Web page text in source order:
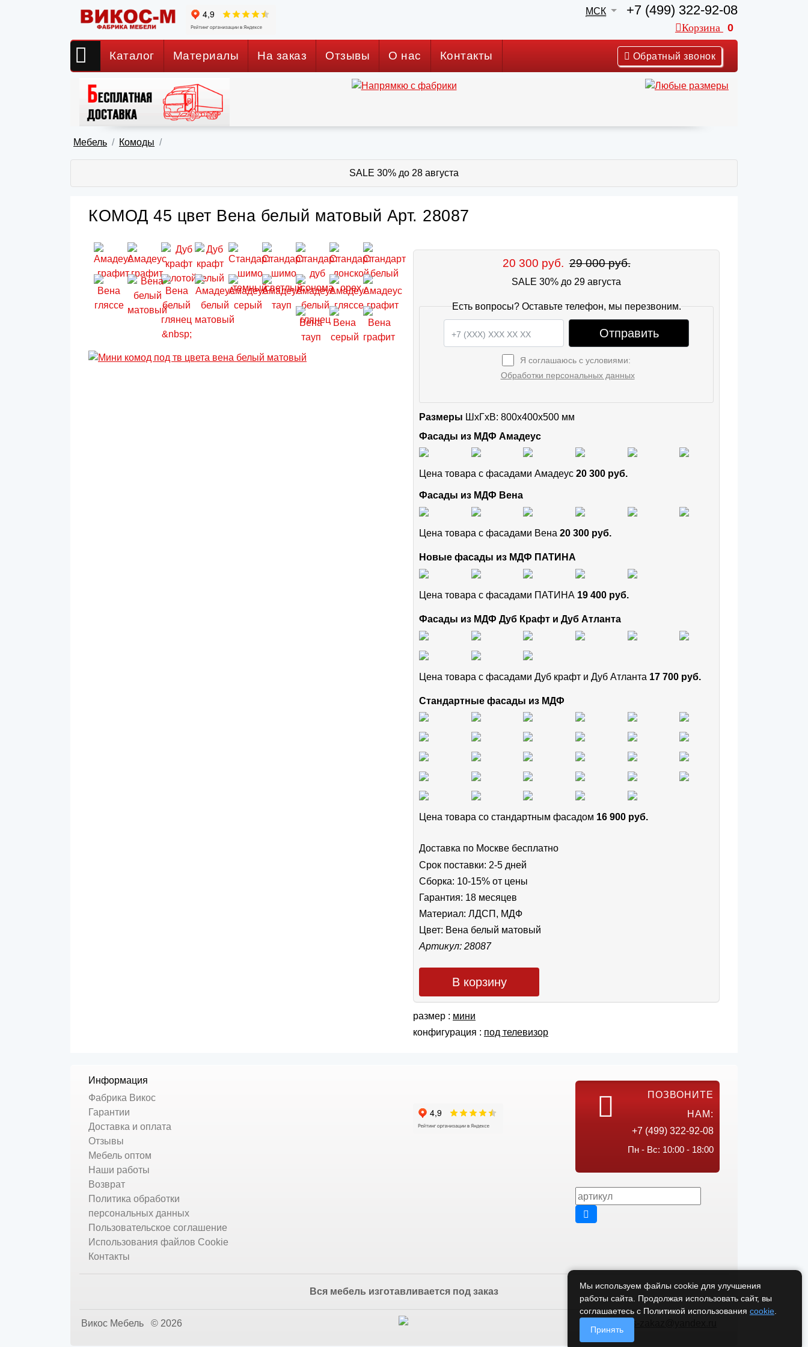
МСК +7 (499) 322-92-08
Корзина 0
Каталог Материалы На заказ Отзывы О нас Контакты Обратный звонок
Мебель Комоды
SALE 30% до 28 августа
КОМОД 45 цвет Вена белый матовый Арт. 28087
20 300 руб. 29 000 руб.
SALE 30% до 29 августа
Есть вопросы? Оставьте телефон, мы перезвоним.
Отправить
Я соглашаюсь с условиями:
Обработки персональных данных
Размеры ШxГхВ: 800x400x500 мм
Фасады из МДФ Амадеус
Цена товара с фасадами Амадеус 20 300 руб.
Фасады из МДФ Вена
Цена товара с фасадами Вена 20 300 руб.
Новые фасады из МДФ ПАТИНА
Цена товара с фасадами ПАТИНА 19 400 руб.
Фасады из МДФ Дуб Крафт и Дуб Атланта
Цена товара с фасадами Дуб крафт и Дуб Атланта 17 700 руб.
Стандартные фасады из МДФ
Цена товара cо стандартным фасадом 16 900 руб.
Доставка по Москве бесплатно
Срок поставки: 2-5 дней
Сборка: 10-15% от цены
Гарантия: 18 месяцев
Материал: ЛДСП, МДФ
Цвет: Вена белый матовый
Артикул: 28087
В корзину
размер : мини
конфигурация : под телевизор
Информация
Фабрика Викос
Гарантии
Доставка и оплата
Отзывы
Мебель оптом
Наши работы
Возврат
Политика обработки
персональных данных
Пользовательское соглашение
Использования файлов Cookie
Контакты
ПОЗВОНИТЕ
НАМ:
+7 (499) 322-92-08
Пн - Вс: 10:00 - 18:00
Вся мебель изготавливается под заказ
Викос Мебель © 2026
Мы используем файлы cookie для улучшения
работы сайта. Продолжая использовать сайт, вы
соглашаетесь с Политикой использования cookie
Принять